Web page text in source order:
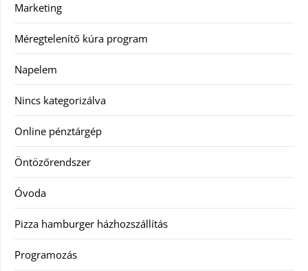
Marketing
Méregtelenítő kúra program
Napelem
Nincs kategorizálva
Online pénztárgép
Öntözőrendszer
Óvoda
Pizza hamburger házhozszállítás
Programozás